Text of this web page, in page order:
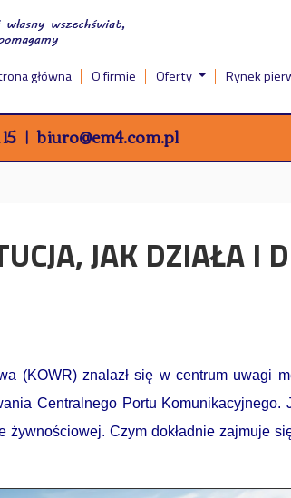
główna O firmie Oferty Rynek
biuro@em4.com.pl
JAK DZIAŁA I
(KOWR) znalazł się w centrum uwagi
Centralnego Portu
Czym dokładnie zajmuje